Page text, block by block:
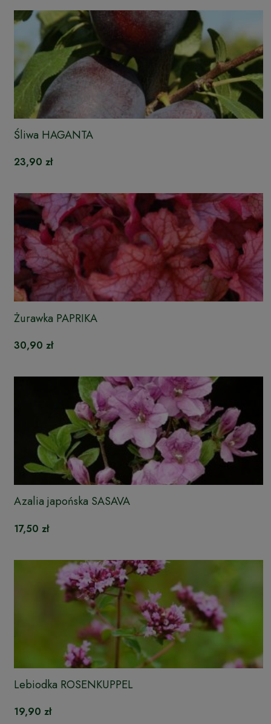
Śliwa HAGANTA
23,90 zł
Żurawka PAPRIKA
30,90 zł
Azalia japońska SASAVA
17,50 zł
Lebiodka ROSENKUPPEL
19,90 zł